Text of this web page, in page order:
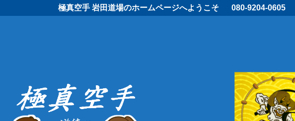
極真空手 岩田道場のホームページへようこそ 080-9204-0605